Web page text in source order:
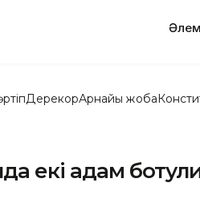
ДерекқорАрнайы жоба
екі адам